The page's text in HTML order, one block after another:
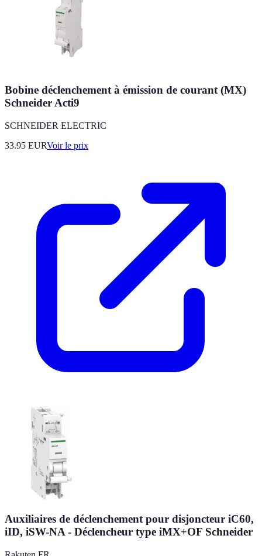
Bobine déclenchement à émission de courant (MX)
Schneider Acti9
SCHNEIDER ELECTRIC
33.95 EURVoir le prix
Auxiliaires de déclenchement pour disjoncteur iC60,
iID, iSW-NA - Déclencheur type iMX+OF Schneider